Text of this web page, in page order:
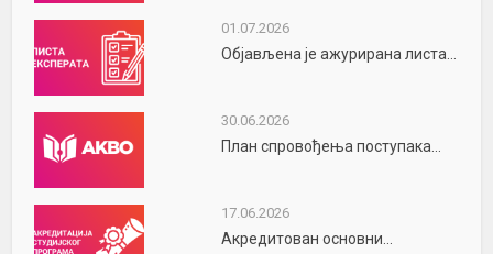
01.07.2026
Објављена је ажурирана листа...
30.06.2026
План спровођења поступака...
17.06.2026
Акредитован основни...